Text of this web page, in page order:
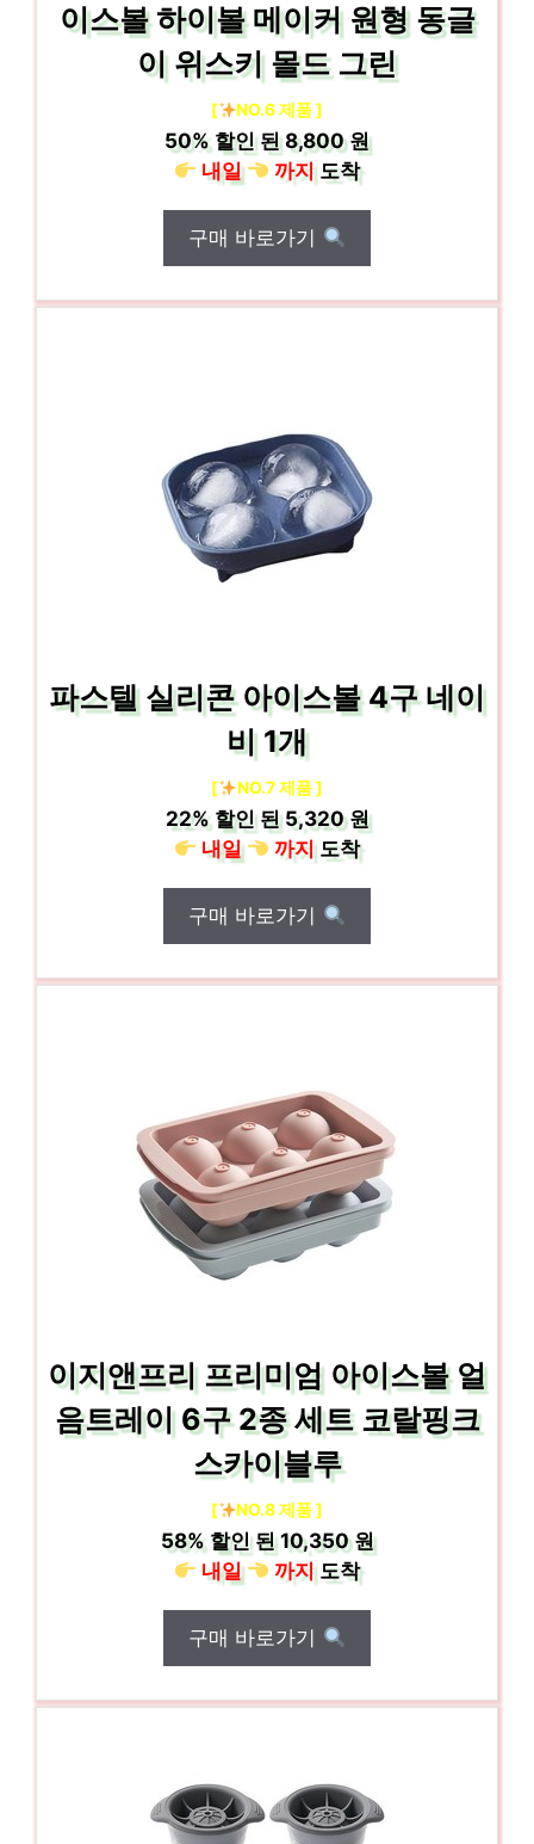
이스볼 하이볼 메이커 원형 동글
이 위스키 몰드 그린
[ NO.6 제품 ]
50%할인 된8,800 원
내일
까지도착
구매 바로가기
파스텔 실리콘 아이스볼 4구 네이
비 1개
[ NO.7 제품 ]
22%할인 된5,320 원
내일
까지도착
구매 바로가기
이지앤프리 프리미엄 아이스볼 얼
음트레이 6구 2종 세트 코랄핑크
스카이블루
[ NO.8 제품 ]
58%할인 된10,350 원
내일
까지도착
구매 바로가기